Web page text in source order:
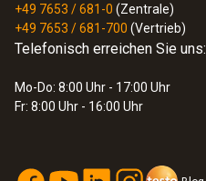
+49 7653 / 681-0 (Zentrale)
+49 7653 / 681-700 (Vertrieb)
Telefonisch erreichen Sie uns:
Mo-Do: 8:00 Uhr - 17:00 Uhr
Fr: 8:00 Uhr - 16:00 Uhr